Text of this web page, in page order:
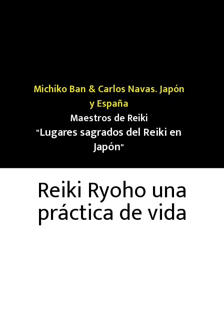
Michiko Ban & Carlos Navas. Japón
y España
Maestros de Reiki
"Lugares sagrados del Reiki en
Japón"
Reiki Ryoho una
práctica de vida